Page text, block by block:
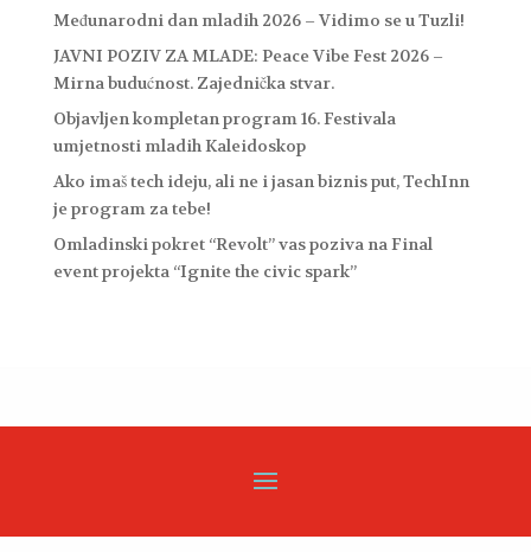
Međunarodni dan mladih 2026 – Vidimo se u Tuzli!
JAVNI POZIV ZA MLADE: Peace Vibe Fest 2026 –
Mirna budućnost. Zajednička stvar.
Objavljen kompletan program 16. Festivala
umjetnosti mladih Kaleidoskop
Ako imaš tech ideju, ali ne i jasan biznis put, TechInn
je program za tebe!
Omladinski pokret “Revolt” vas poziva na Final
event projekta “Ignite the civic spark”